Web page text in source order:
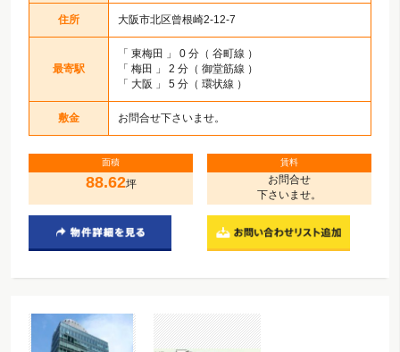
住所 大阪市北区曾根崎2-12-7
最寄駅
「 東梅田
」 0 分（ 谷町線 ）
「 梅田
」 2 分（ 御堂筋線 ）
「 大阪 」 5 分（ 環状線 ）
敷金 お問合せ下さいませ。
面積
88.62坪
賃料
お問合せ
下さいませ。